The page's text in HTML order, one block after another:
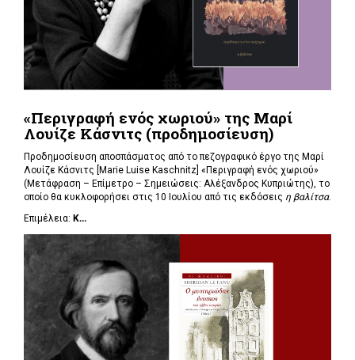
«Περιγραφή ενός χωριού» της Μαρί
Λουίζε Κάσνιτς (προδημοσίευση)
Προδημοσίευση αποσπάσματος από το πεζογραφικό έργο της Μαρί
Λουίζε Κάσνιτς [Marie Luise Kaschnitz] «Περιγραφή ενός χωριού»
(Μετάφραση – Επίμετρο – Σημειώσεις: Αλέξανδρος Κυπριώτης), το
οποίο θα κυκλοφορήσει στις 10 Ιουλίου από τις εκδόσεις η βαλίτσα.
Επιμέλεια: Κ...